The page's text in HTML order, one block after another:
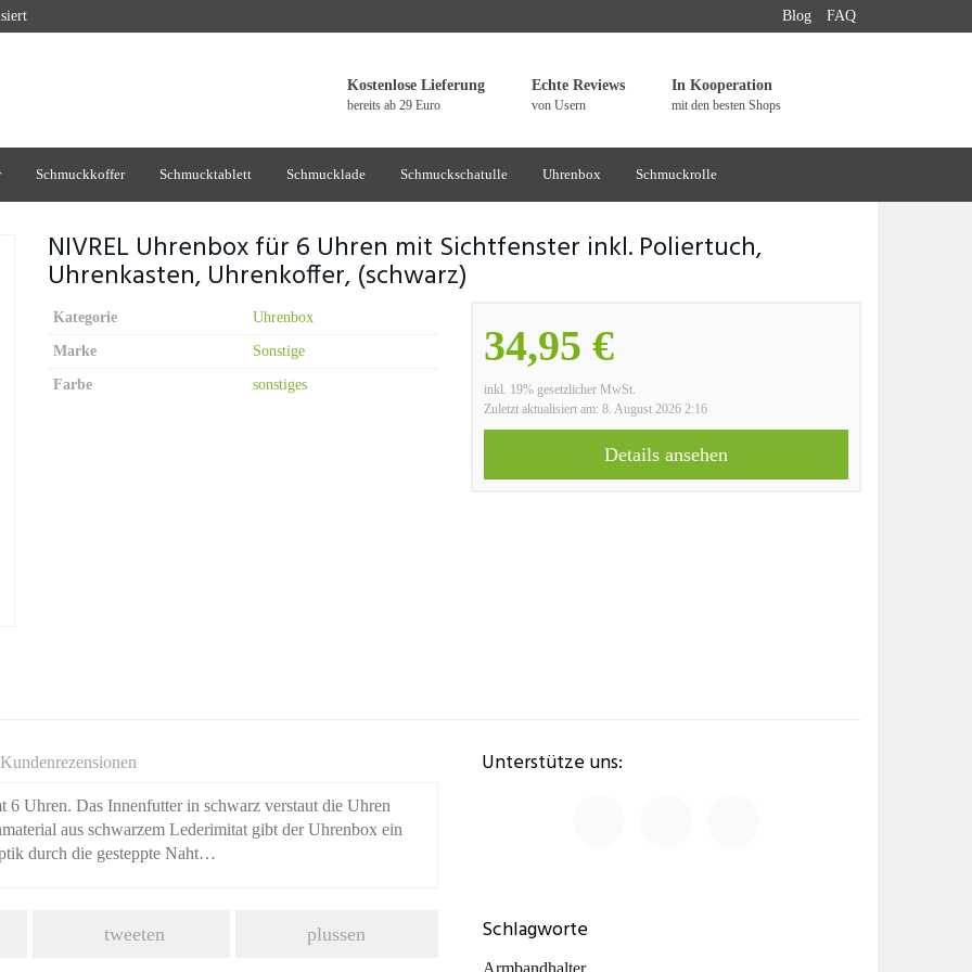
Blog FAQ
Kostenlose Lieferung
bereits ab 29 Euro
Echte Reviews
von Usern
In Kooperation
mit den besten Shops
Schmuckkoffer Schmucktablett Schmucklade Schmuckschatulle Uhrenbox Schmuckrolle
NIVREL Uhrenbox für 6 Uhren mit Sichtfenster inkl. Poliertuch,
Uhrenkasten, Uhrenkoffer, (schwarz)
34,95 €
inkl. 19% gesetzlicher MwSt.
Zuletzt aktualisiert am: 8. August 2026 2:16
Details ansehen
Kategorie Uhrenbox
Marke Sonstige
Farbe sonstiges
Kundenrezensionen
Uhren. Das Innenfutter in schwarz verstaut die Uhren
aus schwarzem Lederimitat gibt der Uhrenbox ein
durch die gesteppte Naht…
tweeten plussen
Unterstütze uns:
Schlagworte
Armbandhalter